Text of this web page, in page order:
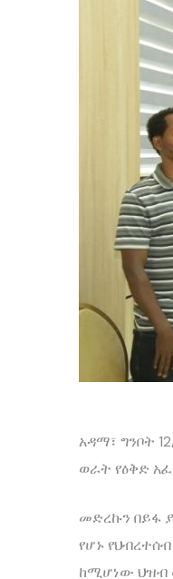
አዳማ፣ ግንቦት
ወራት የዕቅድ
መድረኩን በይፋ
የሆኑ
ከሚሆነው ህዝብ